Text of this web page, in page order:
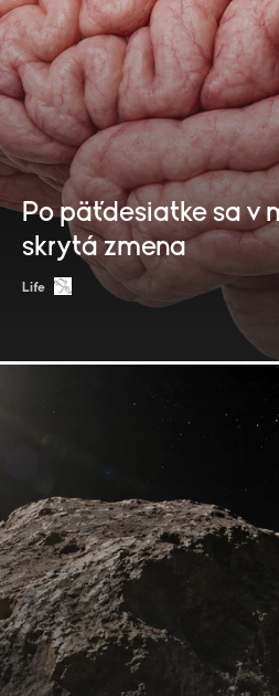
Po päťdesiatke sa v
skrytá zmena
Life